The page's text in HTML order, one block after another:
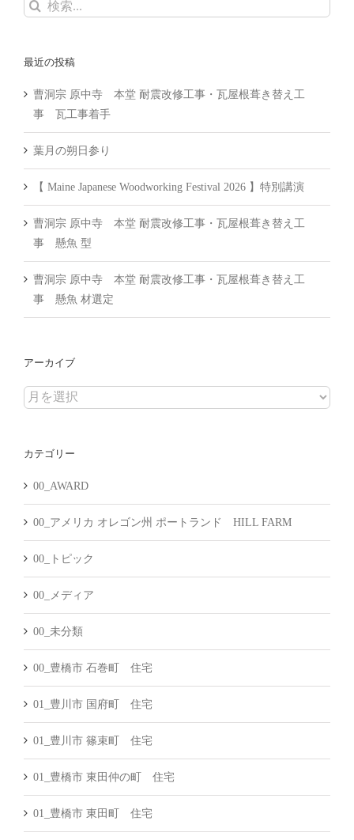
検
最近の投稿
曹洞宗 原中寺 本堂 耐震改修工事・瓦屋根葺き替え工
事 瓦工事着手
葉月の朔日参り
【 Maine Japanese Woodworking Festival 2026 】特別講演
曹洞宗 原中寺 本堂 耐震改修工事・瓦屋根葺き替え工
事 懸魚 型
曹洞宗 原中寺 本堂 耐震改修工事・瓦屋根葺き替え工
事 懸魚 材選定
アーカイブ
ア
イ
カテゴリー
00_AWARD
00_アメリカ オレゴン州 ポートランド HILL FARM
00_トピック
00_メディア
00_未分類
00_豊橋市 石巻町 住宅
01_豊川市 国府町 住宅
01_豊川市 篠束町 住宅
01_豊橋市 東田仲の町 住宅
01_豊橋市 東田町 住宅